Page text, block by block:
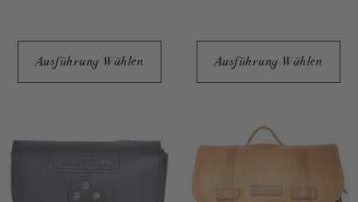
Ausführung Wählen Ausführung Wählen